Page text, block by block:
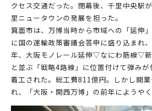
クセス交通だった。閉幕後、千里中央駅
里ニュータウンの発展を担った。
箕面市は、万博当時から市域への「延伸
に国の運輸政策審議会答申に盛り込まれ
年、大阪モノレール延伸▽なにわ筋線▽
と並ぶ「戦略4路線」に位置付けて弾み
着工された。総工費811億円。しかし開
れ、「大阪・関西万博」の前年にようやく